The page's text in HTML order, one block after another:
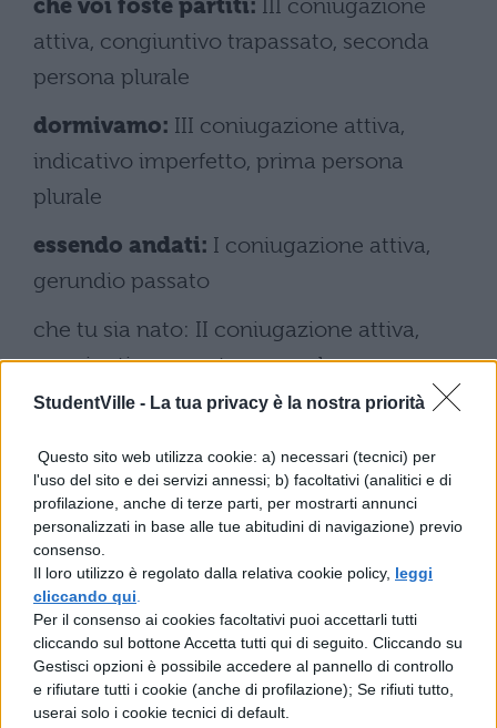
StudentVille - La tua privacy è la nostra priorità
Questo sito web utilizza cookie: a) necessari (tecnici) per
l'uso del sito e dei servizi annessi; b) facoltativi (analitici e di
profilazione, anche di terze parti, per mostrarti annunci
personalizzati in base alle tue abitudini di navigazione) previo
consenso.
Il loro utilizzo è regolato dalla relativa cookie policy, leggi
cliccando qui
Per il consenso ai cookies facoltativi puoi accettarli tutti
cliccando sul bottone Accetta tutti qui di seguito. Cliccando su
Gestisci opzioni è possibile accedere al pannello di controllo
e rifiutare tutti i cookie (anche di profilazione); Se rifiuti tutto,
userai solo i cookie tecnici di default.
che voi foste partiti: III coniugazione
attiva, congiuntivo trapassato, seconda
persona plurale
dormivamo: III coniugazione attiva,
indicativo imperfetto, prima persona
plurale
essendo andati: I coniugazione attiva,
gerundio passato
che tu sia nato: II coniugazione attiva,
congiuntivo passato, seconda persona
singolare
che egli fosse morto:III coniugazione
attiva, congiuntivo trapassato, terza
persona singolare
essere venuto:III coniugazione attiva,
infinito passato
andato:I coniugazione attiva, participio
passato